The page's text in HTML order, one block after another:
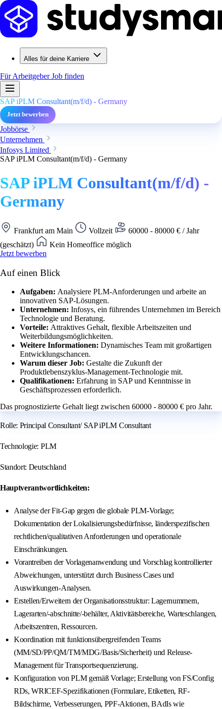
Alles für deine Karriere
Für ArbeitgeberJob finden
SAP iPLM Consultant(m/f/d) - Germany
Jetzt bewerben
Jobbörse
Unternehmen
Infosys Limited
SAP iPLM Consultant(m/f/d) - Germany
SAP iPLM Consultant(m/f/d) -
Germany
Frankfurt am Main Vollzeit
60000 - 80000 € / Jahr
(geschätzt)
Kein Homeoffice möglich
Jetzt bewerben
Auf einen Blick
Aufgaben: Analysiere PLM-Anforderungen und arbeite an
innovativen SAP-Lösungen.
Unternehmen: Infosys, ein führendes Unternehmen im Bereich
Technologie und Beratung.
Vorteile: Attraktives Gehalt, flexible Arbeitszeiten und
Weiterbildungsmöglichkeiten.
Weitere Informationen: Dynamisches Team mit großartigen
Entwicklungschancen.
Warum dieser Job: Gestalte die Zukunft der
Produktlebenszyklus-Management-Technologie mit.
Qualifikationen: Erfahrung in SAP und Kenntnisse in
Geschäftsprozessen erforderlich.
Das prognostizierte Gehalt liegt zwischen 60000 - 80000 € pro Jahr.
Rolle: Principal Consultant/ SAP iPLM Consultant
Technologie: PLM
Standort: Deutschland
Hauptverantwortlichkeiten:
Analyse der Fit-Gap gegen die globale PLM-Vorlage;
Dokumentation der Lokalisierungsbedürfnisse, länderspezifischen
rechtlichen/qualitativen Anforderungen und operationale
Einschränkungen.
Vorantreiben der Vorlagenanwendung und Vorschlag kontrollierter
Abweichungen, unterstützt durch Business Cases und
Auswirkungen-Analysen.
Erstellen/Erweitern der Organisationsstruktur: Lagernummern,
Lagerarten/-abschnitte/-behälter, Aktivitätsbereiche, Warteschlangen,
Arbeitszentren, Ressourcen.
Koordination mit funktionsübergreifenden Teams
(MM/SD/PP/QM/TM/MDG/Basis/Sicherheit) und Release-
Management für Transportsequenzierung.
Konfiguration von PLM gemäß Vorlage; Erstellung von FS/Config
RDs, WRICEF-Spezifikationen (Formulare, Etiketten, RF-
Bildschirme, Verbesserungen, PPF-Aktionen, BAdIs wie